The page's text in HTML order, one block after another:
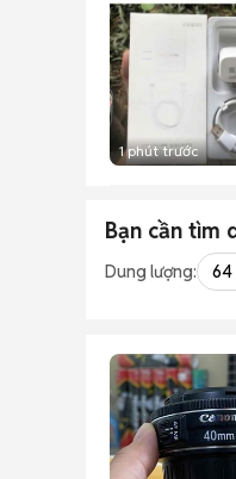
1 phút trước
Bạn cần tìm
Dung lượng: 64